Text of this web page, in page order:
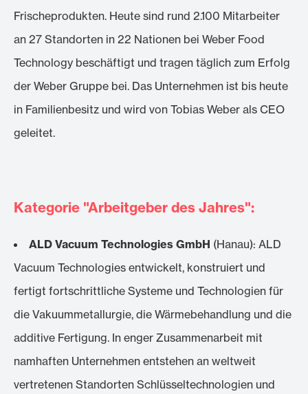
Frischeprodukten. Heute sind rund 2.100 Mitarbeiter
an 27 Standorten in 22 Nationen bei Weber Food
Technology beschäftigt und tragen täglich zum Erfolg
der Weber Gruppe bei. Das Unternehmen ist bis heute
in Familienbesitz und wird von Tobias Weber als CEO
geleitet.
Kategorie "Arbeitgeber des Jahres":
ALD Vacuum Technologies GmbH (Hanau): ALD
Vacuum Technologies entwickelt, konstruiert und
fertigt fortschrittliche Systeme und Technologien für
die Vakuummetallurgie, die Wärmebehandlung und die
additive Fertigung. In enger Zusammenarbeit mit
namhaften Unternehmen entstehen an weltweit
vertretenen Standorten Schlüsseltechnologien und